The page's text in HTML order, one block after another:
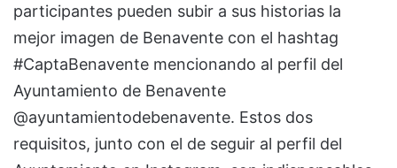
participantes pueden subir a sus historias la
mejor imagen de Benavente con el hashtag
#CaptaBenavente mencionando al perfil del
Ayuntamiento de Benavente
@ayuntamientodebenavente. Estos dos
requisitos, junto con el de seguir al perfil del